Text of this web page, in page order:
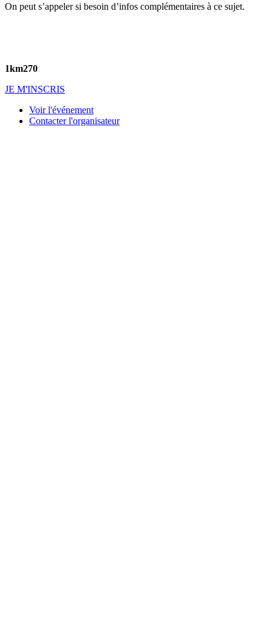
On peut s’appeler si besoin d’infos complémentaires à ce sujet.
1km270
JE M'INSCRIS
Voir l'événement
Contacter l'organisateur